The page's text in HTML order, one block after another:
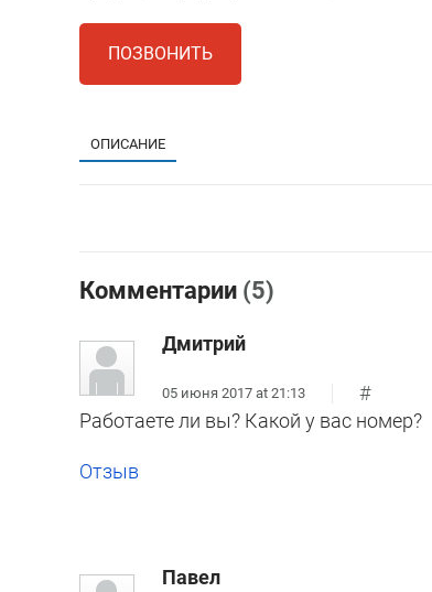
ПОЗВОНИТЬ
ОПИСАНИЕ
Комментарии (5)
Дмитрий
05 июня 2017 at 21:13
#
Работаете ли вы? Какой у вас номер?
Отзыв
Павел